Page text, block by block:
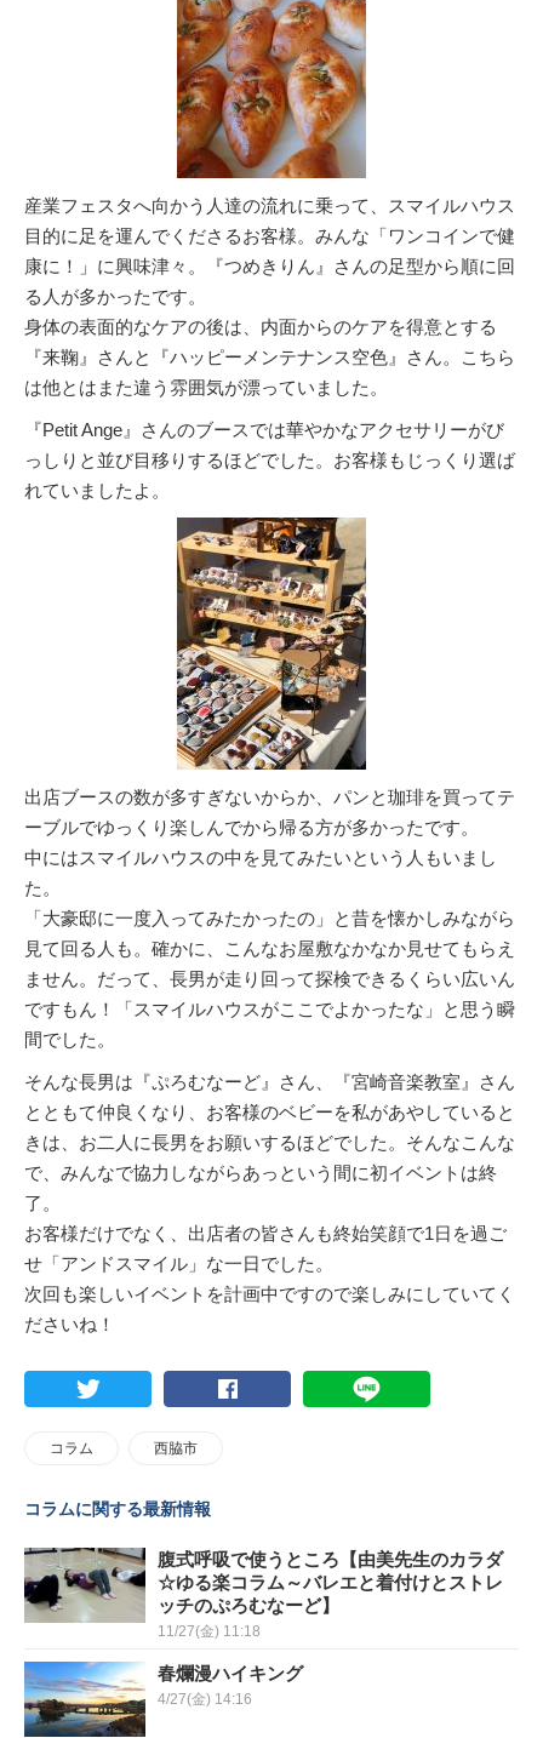
産業フェスタへ向かう人達の流れに乗って、スマイルハウス
目的に足を運んでくださるお客様。みんな「ワンコインで健
康に！」に興味津々。『つめきりん』さんの足型から順に回
る人が多かったです。
身体の表面的なケアの後は、内面からのケアを得意とする
『来鞠』さんと『ハッピーメンテナンス空色』さん。こちら
は他とはまた違う雰囲気が漂っていました。
『Petit Ange』さんのブースでは華やかなアクセサリーがび
っしりと並び目移りするほどでした。お客様もじっくり選ば
れていましたよ。
出店ブースの数が多すぎないからか、パンと珈琲を買ってテ
ーブルでゆっくり楽しんでから帰る方が多かったです。
中にはスマイルハウスの中を見てみたいという人もいまし
た。
「大豪邸に一度入ってみたかったの」と昔を懐かしみながら
見て回る人も。確かに、こんなお屋敷なかなか見せてもらえ
ません。だって、長男が走り回って探検できるくらい広いん
ですもん！「スマイルハウスがここでよかったな」と思う瞬
間でした。
そんな長男は『ぷろむなーど』さん、『宮崎音楽教室』さん
とともて仲良くなり、お客様のベビーを私があやしていると
きは、お二人に長男をお願いするほどでした。そんなこんな
で、みんなで協力しながらあっという間に初イベントは終
了。
お客様だけでなく、出店者の皆さんも終始笑顔で1日を過ご
せ「アンドスマイル」な一日でした。
次回も楽しいイベントを計画中ですので楽しみにしていてく
ださいね！
コラム 西脇市
コラムに関する最新情報
腹式呼吸で使うところ【由美先生のカラダ
☆ゆる楽コラム～バレエと着付けとストレ
ッチのぷろむなーど】
11/27(金) 11:18
春爛漫ハイキング
4/27(金) 14:16